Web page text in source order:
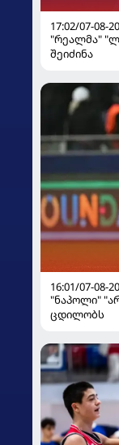
17:02/07-08-
"რეალმა"
შეიძინა
16:01/07-08-
"ნაპოლი"
ცდილობს